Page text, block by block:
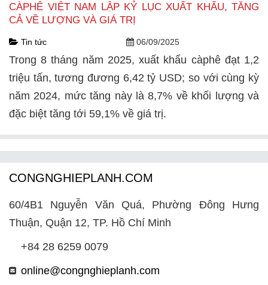
CÀPHÊ VIỆT NAM LẬP KỶ LỤC XUẤT KHẨU, TĂNG
CẢ VỀ LƯỢNG VÀ GIÁ TRỊ
Tin tức 06/09/2025
Trong 8 tháng năm 2025, xuất khẩu càphê đạt 1,2
triệu tấn, tương đương 6,42 tỷ USD; so với cùng kỳ
năm 2024, mức tăng này là 8,7% về khối lượng và
đặc biệt tăng tới 59,1% về giá trị.
CONGNGHIEPLANH.COM
60/4B1 Nguyễn Văn Quá, Phường Đông Hưng
Thuận, Quận 12, TP. Hồ Chí Minh
+84 28 6259 0079
online@congnghieplanh.com